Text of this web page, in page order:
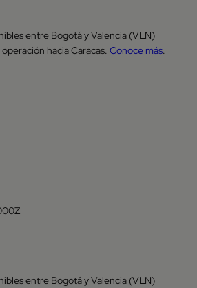
entre Bogotá y Valencia (VLN)
hacia Caracas. Conoce más.
entre Bogotá y Valencia (VLN)